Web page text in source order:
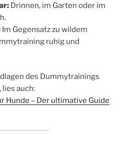
Drinnen, im Garten oder im
Im Gegensatz zu wildem
ruhig und
des Dummytrainings
auch:
Hunde – Der ultimative Guide